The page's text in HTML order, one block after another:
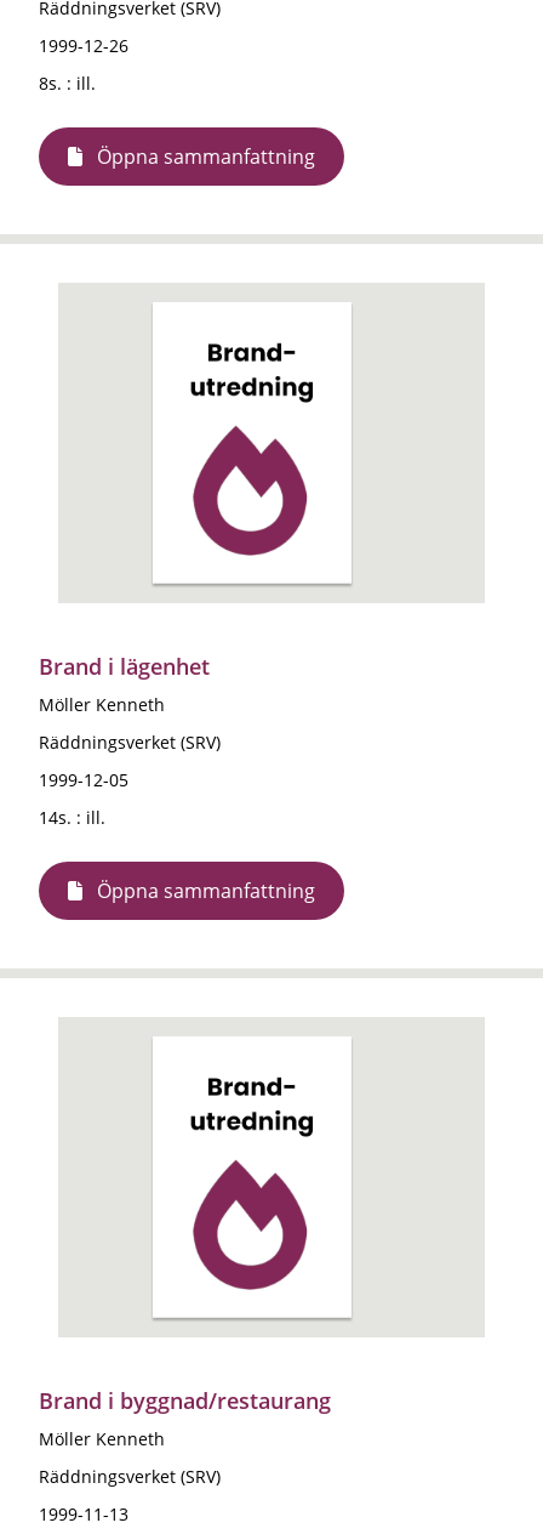
Räddningsverket (SRV)
1999-12-26
8s. : ill.
Öppna sammanfattning
Brand i lägenhet
Möller Kenneth
Räddningsverket (SRV)
1999-12-05
14s. : ill.
Öppna sammanfattning
Brand i byggnad/restaurang
Möller Kenneth
Räddningsverket (SRV)
1999-11-13